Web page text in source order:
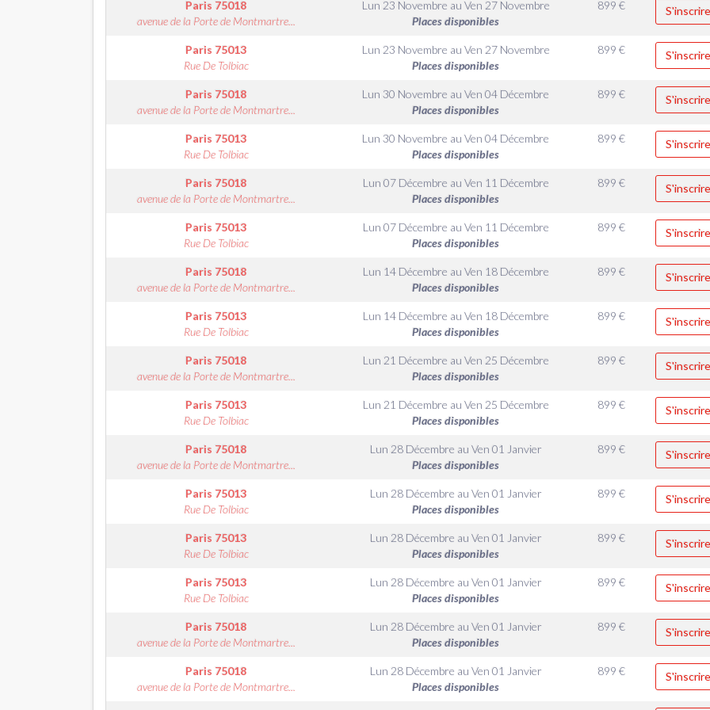
Paris 75018
avenue de la Porte de Montmartre...
Lun 23 Novembre au Ven 27 Novembre
Places disponibles
899€ S'inscrire
Paris 75013
Rue De Tolbiac
Lun 23 Novembre au Ven 27 Novembre
Places disponibles
899€ S'inscrire
Paris 75018
avenue de la Porte de Montmartre...
Lun 30 Novembre auVen 04 Décembre
Places disponibles
899€ S'inscrire
Paris 75013
Rue De Tolbiac
Lun 30 Novembre auVen 04 Décembre
Places disponibles
899€ S'inscrire
Paris 75018
avenue de la Porte de Montmartre...
Lun 07 Décembre au Ven 11 Décembre
Places disponibles
899€ S'inscrire
Paris 75013
Rue De Tolbiac
Lun 07 Décembre au Ven 11 Décembre
Places disponibles
899€ S'inscrire
Paris 75018
avenue de la Porte de Montmartre...
Lun 14 Décembre au Ven 18 Décembre
Places disponibles
899€ S'inscrire
Paris 75013
Rue De Tolbiac
Lun 14 Décembre au Ven 18 Décembre
Places disponibles
899€ S'inscrire
Paris 75018
avenue de la Porte de Montmartre...
Lun 21 Décembre au Ven 25 Décembre
Places disponibles
899€ S'inscrire
Paris 75013
Rue De Tolbiac
Lun 21 Décembre au Ven 25 Décembre
Places disponibles
899€ S'inscrire
Paris 75018
avenue de la Porte de Montmartre...
Lun 28 Décembre au Ven 01 Janvier
Places disponibles
899€ S'inscrire
Paris 75013
Rue De Tolbiac
Lun 28 Décembre au Ven 01 Janvier
Places disponibles
899€ S'inscrire
Paris 75013
Rue De Tolbiac
Lun 28 Décembre au Ven 01 Janvier
Places disponibles
899€ S'inscrire
Paris 75013
Rue De Tolbiac
Lun 28 Décembre au Ven 01 Janvier
Places disponibles
899€ S'inscrire
Paris 75018
avenue de la Porte de Montmartre...
Lun 28 Décembre au Ven 01 Janvier
Places disponibles
899€ S'inscrire
Paris 75018
avenue de la Porte de Montmartre...
Lun 28 Décembre au Ven 01 Janvier
Places disponibles
899€ S'inscrire